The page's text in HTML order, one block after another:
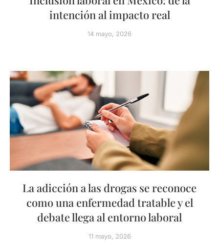
intención al impacto real
14 mayo, 2026
La adicción a las drogas se reconoce
como una enfermedad tratable y el
debate llega al entorno laboral
11 mayo, 2026